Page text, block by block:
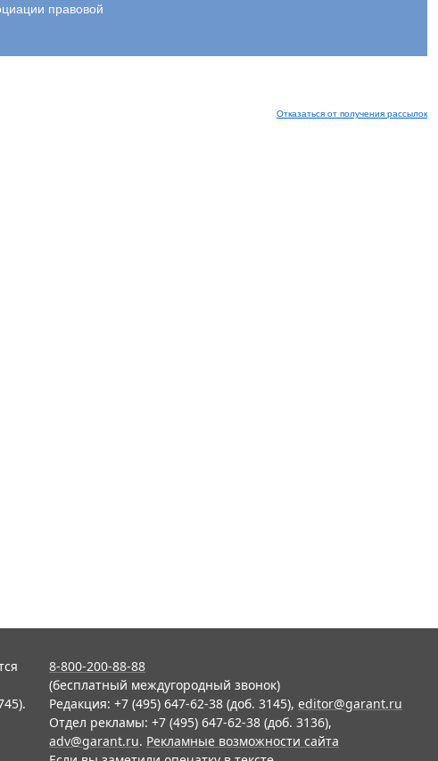
правовой
Отказаться от получения рассылок
8-800-200-88-88
(бесплатный междугородный звонок)
Редакция: +7 (495) 647-62-38 (доб. 3145), editor@garant.ru
Отдел рекламы: +7 (495) 647-62-38 (доб. 3136),
adv@garant.ru. Рекламные возможности сайта